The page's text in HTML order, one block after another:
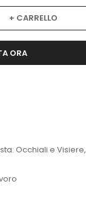
+ CARRELLO
ORA
Occhiali e Visiere,